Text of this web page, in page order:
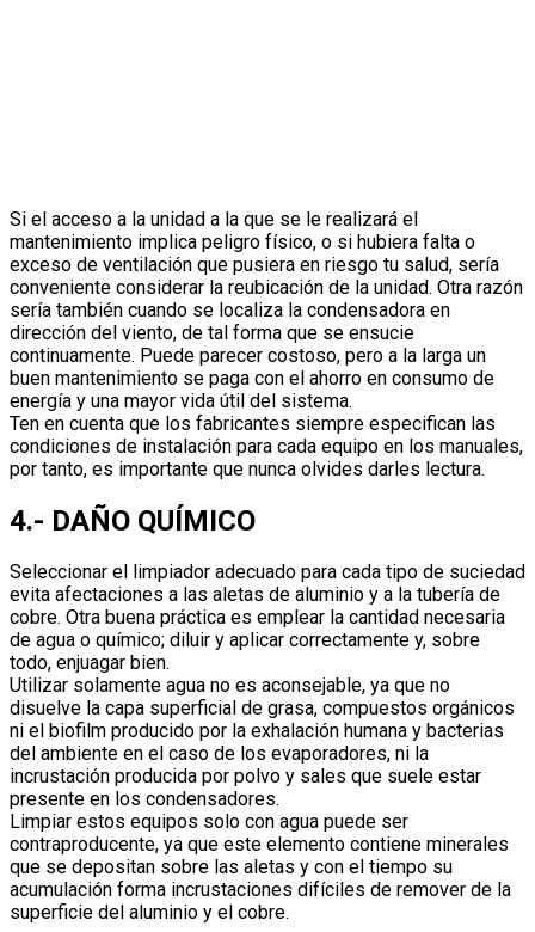
Si el acceso a la unidad a la que se le realizará el
mantenimiento implica peligro físico, o si hubiera falta o
exceso de ventilación que pusiera en riesgo tu salud, sería
conveniente considerar la reubicación de la unidad. Otra razón
sería también cuando se localiza la condensadora en
dirección del viento, de tal forma que se ensucie
continuamente. Puede parecer costoso, pero a la larga un
buen mantenimiento se paga con el ahorro en consumo de
energía y una mayor vida útil del sistema.
Ten en cuenta que los fabricantes siempre especifican las
condiciones de instalación para cada equipo en los manuales,
por tanto, es importante que nunca olvides darles lectura.
4.- DAÑO QUÍMICO
Seleccionar el limpiador adecuado para cada tipo de suciedad
evita afectaciones a las aletas de aluminio y a la tubería de
cobre. Otra buena práctica es emplear la cantidad necesaria
de agua o químico; diluir y aplicar correctamente y, sobre
todo, enjuagar bien.
Utilizar solamente agua no es aconsejable, ya que no
disuelve la capa superficial de grasa, compuestos orgánicos
ni el biofilm producido por la exhalación humana y bacterias
del ambiente en el caso de los evaporadores, ni la
incrustación producida por polvo y sales que suele estar
presente en los condensadores.
Limpiar estos equipos solo con agua puede ser
contraproducente, ya que este elemento contiene minerales
que se depositan sobre las aletas y con el tiempo su
acumulación forma incrustaciones difíciles de remover de la
superficie del aluminio y el cobre.